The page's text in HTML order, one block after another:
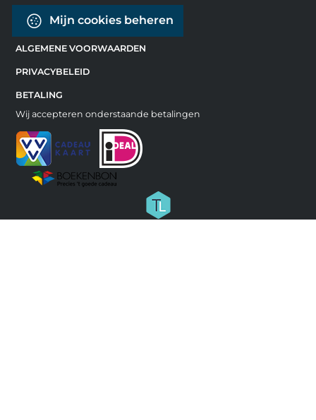
Mijn cookies beheren
ALGEMENE VOORWAARDEN
PRIVACYBELEID
BETALING
Wij accepteren onderstaande betalingen